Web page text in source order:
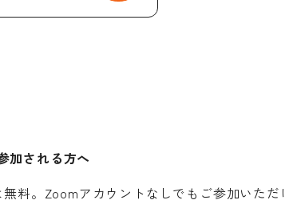
加される方へ
料。Zoomアカウントなしでもご参加いただ